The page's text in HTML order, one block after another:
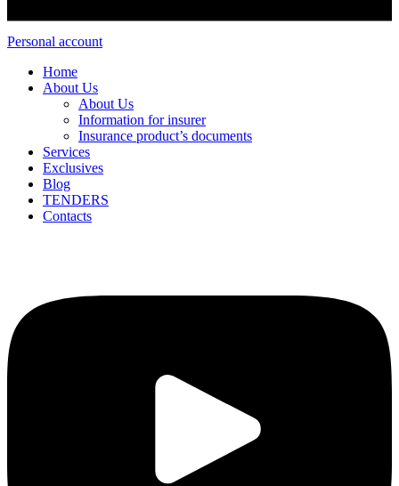
Personal account
Home
About Us
About Us
Information for insurer
Insurance product’s documents
Services
Exclusives
Blog
TENDERS
Contacts